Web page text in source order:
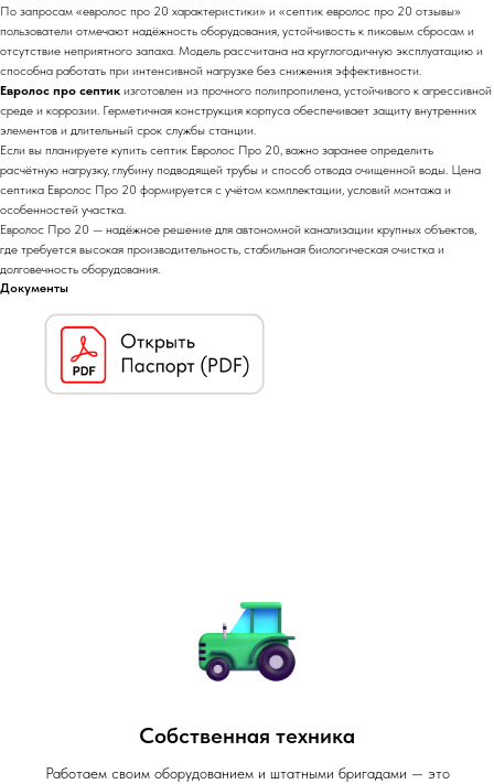
По запросам «евролос про 20 характеристики» и «септик евролос про 20 отзывы»
пользователи отмечают надёжность оборудования, устойчивость к пиковым сбросам и
отсутствие неприятного запаха. Модель рассчитана на круглогодичную эксплуатацию и
способна работать при интенсивной нагрузке без снижения эффективности.
Евролос про септик изготовлен из прочного полипропилена, устойчивого к агрессивной
среде и коррозии. Герметичная конструкция корпуса обеспечивает защиту внутренних
элементов и длительный срок службы станции.
Если вы планируете купить септик Евролос Про 20, важно заранее определить
расчётную нагрузку, глубину подводящей трубы и способ отвода очищенной воды. Цена
септика Евролос Про 20 формируется с учётом комплектации, условий монтажа и
особенностей участка.
Евролос Про 20 — надёжное решение для автономной канализации крупных объектов,
где требуется высокая производительность, стабильная биологическая очистка и
долговечность оборудования.
Документы
Собственная техника
Работаем своим оборудованием и штатными бригадами — это